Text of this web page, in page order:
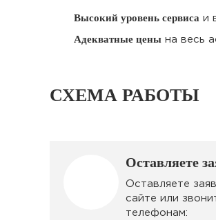
Высокий уровень сервиса и
Адекватные цены на весь
СХЕМА РАБОТЫ
Оставляете
Оставляете
сайте или
телефонам: